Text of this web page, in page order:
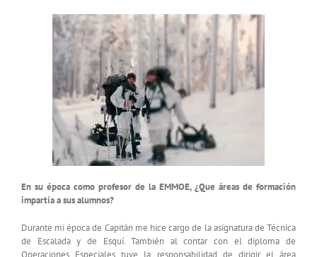
En su época como profesor de la EMMOE, ¿Que áreas de formación
impartía a sus alumnos?
Durante mi época de Capitán me hice cargo de la asignatura de Técnica
de Escalada y de Esquí. También al contar con el diploma de
Operaciones Especiales tuve la responsabilidad de dirigir el área